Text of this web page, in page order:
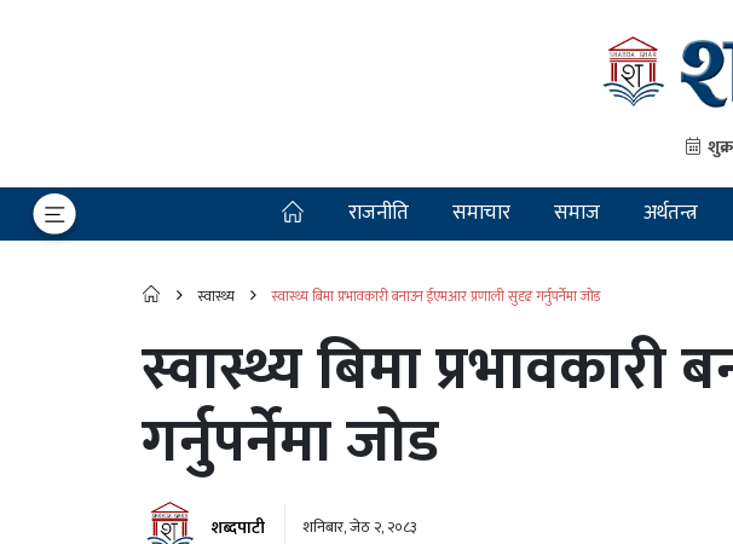
राजनीति समाचार समाज अर्थतन्त्र
स्वास्थ्य स्वास्थ्य बिमा प्रभावकारी बनाउन ईएमआर प्रणाली सुदृढ गर्नुपर्नेमा जोड
स्वास्थ्य बिमा
गर्नुपर्नेमा जोड
शब्दपाटी शनिबार, जेठ २, २०८३